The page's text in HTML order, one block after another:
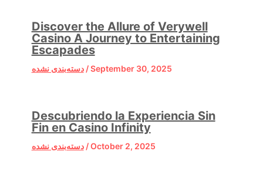
Discover the Allure of Verywell
Casino A Journey to Entertaining
Escapades
دسته‌بندی نشده/September 30, 2025
Descubriendo la Experiencia Sin
Fin en Casino Infinity
دسته‌بندی نشده/October 2, 2025